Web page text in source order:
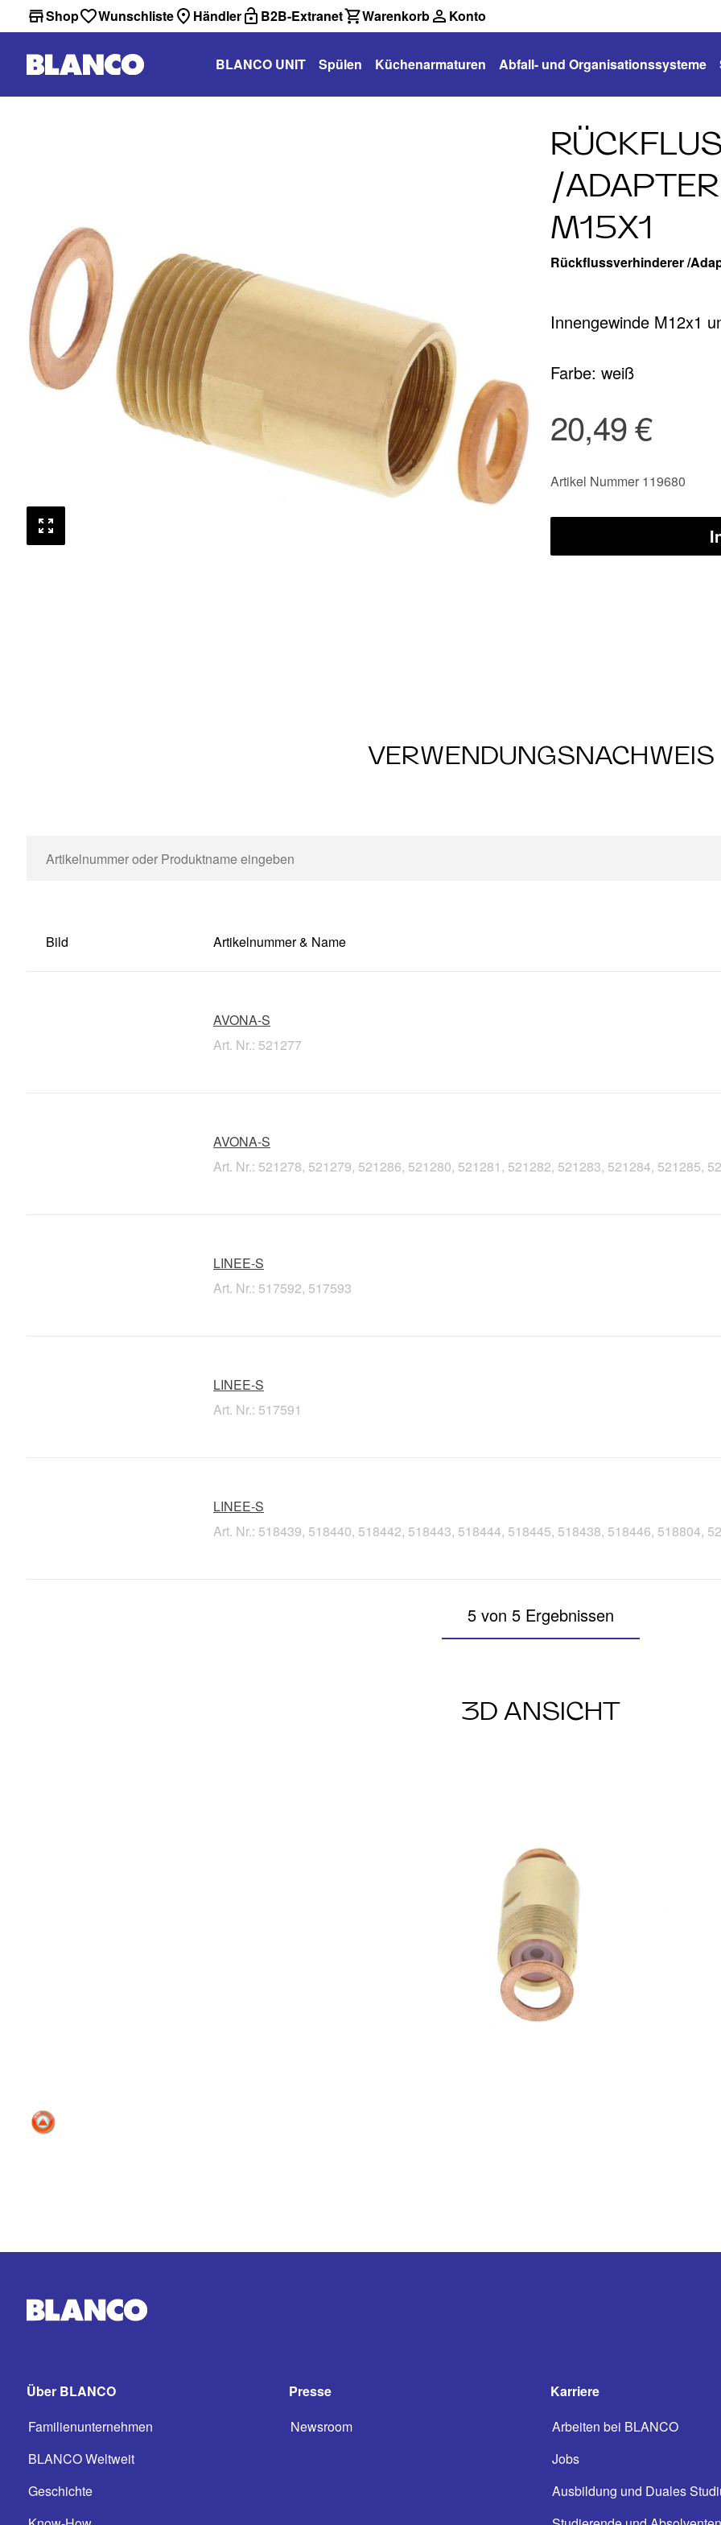
Shop Wunschliste Händler B2B-Extranet Warenkorb Konto
BLANCO UNIT Spülen Küchenarmaturen Abfall- und Organisationssysteme
/
M15X1
Rückflussverhinderer /
Innengewinde M12x1
Farbe: weiß
20,49 €
Artikel Nummer 119680
VERWENDUNGSNACHWEIS
Bild Artikelnummer & Name
AVONA-S
Art. Nr.: 521277
AVONA-S
Art. Nr.: 521278, 521279, 521286, 521280, 521281, 521282, 521283, 521284, 521285,
LINEE-S
Art. Nr.: 517592, 517593
LINEE-S
Art. Nr.: 517591
LINEE-S
Art. Nr.: 518439, 518440, 518442, 518443, 518444, 518445, 518438, 518446, 518804,
5 von 5 Ergebnissen
3D ANSICHT
Über BLANCO
Familienunternehmen
BLANCO Weltweit
Geschichte
Presse
Newsroom
Karriere
Arbeiten bei BLANCO
Jobs
Ausbildung und Duales